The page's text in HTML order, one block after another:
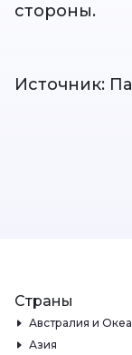
стороны.
Источник:
Страны
Австралия и
Азия